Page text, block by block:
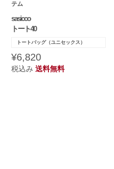
テム
sasicco
トート40
トートバッグ（ユニセックス）
¥6,820
税込み送料無料